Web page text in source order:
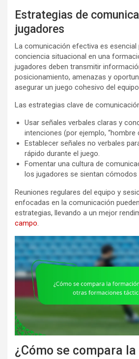
Estrategias de
jugadores
La comunicación efectiva es esencial
conciencia situacional en una
jugadores deben transmitir
posicionamiento, amenazas y
asegurar un juego cohesivo del
Las estrategias clave de
Usar señales verbales claras y
intenciones (por ejemplo, “hombre
Establecer señales no verbales
rápido durante el juego.
Fomentar una cultura de
los jugadores se sientan cómodos
Reuniones regulares del equipo y
enfocadas en la comunicación
estrategias, llevando a un mejor
campo.
¿Cómo se compara